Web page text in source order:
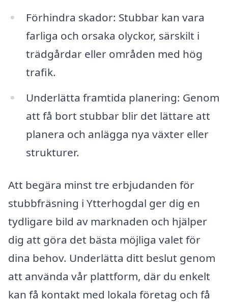
Förhindra skador: Stubbar kan vara
farliga och orsaka olyckor, särskilt i
trädgårdar eller områden med hög
trafik.
Underlätta framtida planering: Genom
att få bort stubbar blir det lättare att
planera och anlägga nya växter eller
strukturer.
Att begära minst tre erbjudanden för
stubbfräsning i Ytterhogdal ger dig en
tydligare bild av marknaden och hjälper
dig att göra det bästa möjliga valet för
dina behov. Underlätta ditt beslut genom
att använda vår plattform, där du enkelt
kan få kontakt med lokala företag och få